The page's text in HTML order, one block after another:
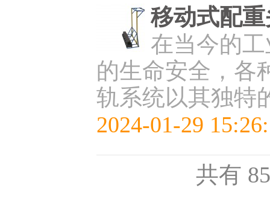
移动式配
在当今的
的生命安全，各
轨系统以其独特
2024-01-29
共有